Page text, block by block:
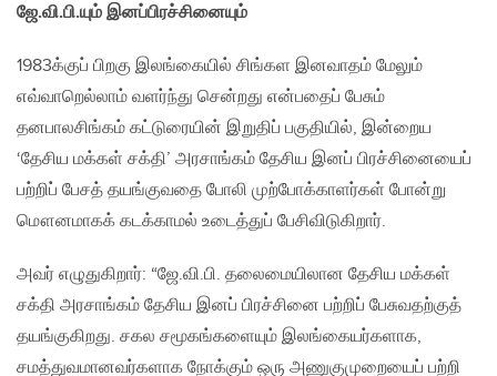
ஜே.வி.பி.யும் இனப்பிரச்சினையும்
1983க்குப் பிறகு இலங்கையில் சிங்கள இனவாதம் மேலும்
எவ்வாறெல்லாம் வளர்ந்து சென்றது என்பதைப் பேசும்
தனபாலசிங்கம் கட்டுரையின் இறுதிப் பகுதியில், இன்றைய
‘தேசிய மக்கள் சக்தி’ அரசாங்கம் தேசிய இனப் பிரச்சினையைப்
பற்றிப் பேசத் தயங்குவதை போலி முற்போக்காளர்கள் போன்று
மௌனமாகக் கடக்காமல் உடைத்துப் பேசிவிடுகிறார்.
அவர் எழுதுகிறார்: “ஜே.வி.பி. தலைமையிலான தேசிய மக்கள்
சக்தி அரசாங்கம் தேசிய இனப் பிரச்சினை பற்றிப் பேசுவதற்குத்
தயங்குகிறது. சகல சமூகங்களையும் இலங்கையர்களாக,
சமத்துவமானவர்களாக நோக்கும் ஒரு அணுகுமுறையைப் பற்றி